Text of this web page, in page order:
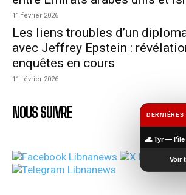
11 février 2026
Les liens troubles d’un
avec Jeffrey Epstein :
enquêtes en cours
11 février 2026
NOUS SUIVRE DERNIÈRES
🌊 Tyr —
Voir